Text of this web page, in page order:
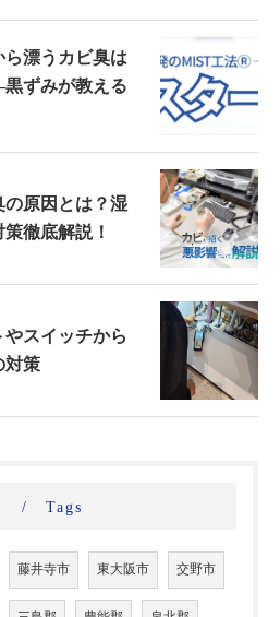
ら漂うカビ臭は
ずみが教える
原因とは？湿
徹底解説！
スイッチから
対策
Tags
藤井寺市 東大阪市 交野市